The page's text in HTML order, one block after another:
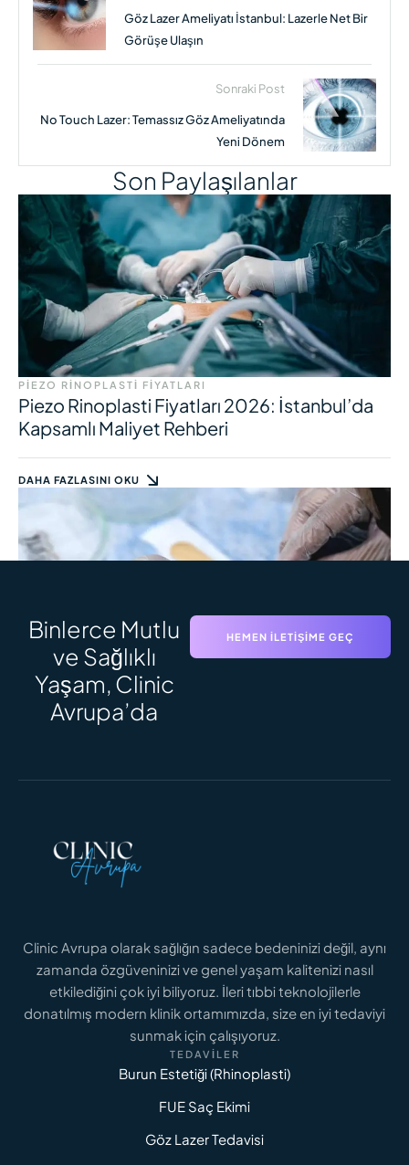
Göz Lazer Ameliyatı İstanbul: Lazerle Net Bir
Görüşe Ulaşın
Sonraki Post
No Touch Lazer: Temassız Göz Ameliyatında
Yeni Dönem
Son Paylaşılanlar
PIEZO RINOPLASTI FIYATLARI
Piezo Rinoplasti Fiyatları 2026: İstanbul’da
Kapsamlı Maliyet Rehberi
DAHA FAZLASINI OKU
SAÇ EKIMI SÜRECI
Saç Ekimi Süreci: Adım Adım Zaman
Çizelgesi ve Sonuçlar
GENITAL ESTETIK FIYATLARI
Genital Estetik Fiyatları 2026: İstanbul İçin
Maliyet Analizi
DAHA FAZLASINI OKU
Binlerce Mutlu
ve Sağlıklı
Yaşam, Clinic
Avrupa’da
HEMEN İLETIŞIME GEÇ
Clinic Avrupa olarak sağlığın sadece bedeninizi değil, aynı
zamanda özgüveninizi ve genel yaşam kalitenizi nasıl
etkilediğini çok iyi biliyoruz. İleri tıbbi teknolojilerle
donatılmış modern klinik ortamımızda, size en iyi tedaviyi
sunmak için çalışıyoruz.
TEDAVILER
Burun Estetiği (Rhinoplasti)
FUE Saç Ekimi
Göz Lazer Tedavisi